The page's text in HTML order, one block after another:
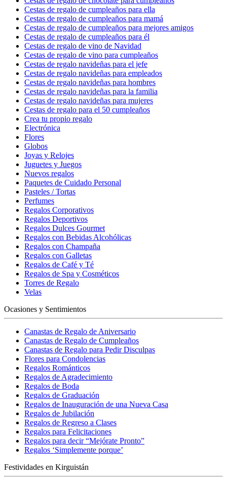
Cestas de regalo de cumpleaños para ella
Cestas de regalo de cumpleaños para mamá
Cestas de regalo de cumpleaños para mejores amigos
Cestas de regalo de cumpleaños para él
Cestas de regalo de vino de Navidad
Cestas de regalo de vino para cumpleaños
Cestas de regalo navideñas para el jefe
Cestas de regalo navideñas para empleados
Cestas de regalo navideñas para hombres
Cestas de regalo navideñas para la familia
Cestas de regalo navideñas para mujeres
Cestas de regalo para el 50 cumpleaños
Crea tu propio regalo
Electrónica
Flores
Globos
Joyas y Relojes
Juguetes y Juegos
Nuevos regalos
Paquetes de Cuidado Personal
Pasteles / Tortas
Perfumes
Regalos Corporativos
Regalos Deportivos
Regalos Dulces Gourmet
Regalos con Bebidas Alcohólicas
Regalos con Champaña
Regalos con Galletas
Regalos de Café y Té
Regalos de Spa y Cosméticos
Torres de Regalo
Velas
Ocasiones y Sentimientos
Canastas de Regalo de Aniversario
Canastas de Regalo de Cumpleaños
Canastas de Regalo para Pedir Disculpas
Flores para Condolencias
Regalos Románticos
Regalos de Agradecimiento
Regalos de Boda
Regalos de Graduación
Regalos de Inauguración de una Nueva Casa
Regalos de Jubilación
Regalos de Regreso a Clases
Regalos para Felicitaciones
Regalos para decir “Mejórate Pronto”
Regalos ‘Simplemente porque’
Festividades en Kirguistán